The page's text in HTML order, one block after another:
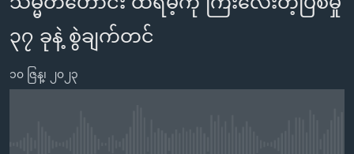
များ
ပင်မ
သို့
အမေရိကန်
အစ္စရေး-ပါလက်စတိုင်း
သတင်းလွတ်လပ်ခွင့်
ရပ်ဝန်းတခု လမ်းတခု အလွန်
အင်္ဂလိပ်စာလေ့လာမယ်
၃၇ ခုနဲ့ စွဲချက်တင်
၁၀ ဇြန္၊ ၂၀၂၃